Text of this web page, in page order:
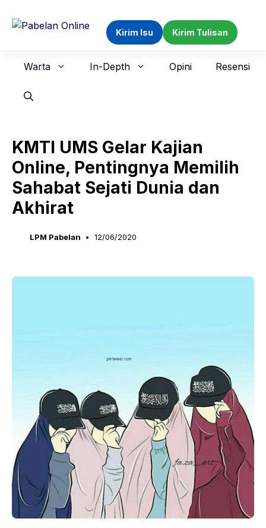
Kirim Isu Kirim Tulisan
Warta In-Depth Opini Resensi
KMTI UMS Gelar Kajian
Online, Pentingnya Memilih
Sahabat Sejati Dunia dan
Akhirat
LPM Pabelan 12/06/2020